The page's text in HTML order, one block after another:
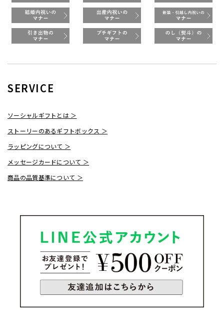
SERVICE
ソーシャルギフトとは ＞
ストーリーのあるギフトボックス ＞
ラッピングについて ＞
メッセージカードについて ＞
商品の品質基準について ＞